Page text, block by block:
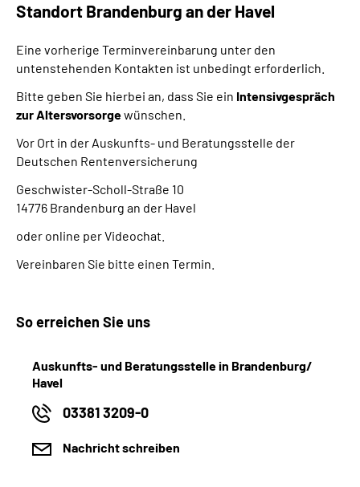
Standort Brandenburg an der Havel
Eine vorherige Terminvereinbarung unter den
untenstehenden Kontakten ist unbedingt erforderlich.
Bitte geben Sie hierbei an, dass Sie ein Intensivgespräch
zur Altersvorsorgewünschen.
Vor Ort in der Auskunfts- und Beratungsstelle der
Deutschen Rentenversicherung
Geschwister-Scholl-Straße 10
14776 Brandenburg an der Havel
oder online per Videochat.
Vereinbaren Sie bitte einen Termin.
So erreichen Sie uns
Auskunfts- und Beratungsstelle in Brandenburg/
Havel
03381 3209-0
Nachricht schreiben